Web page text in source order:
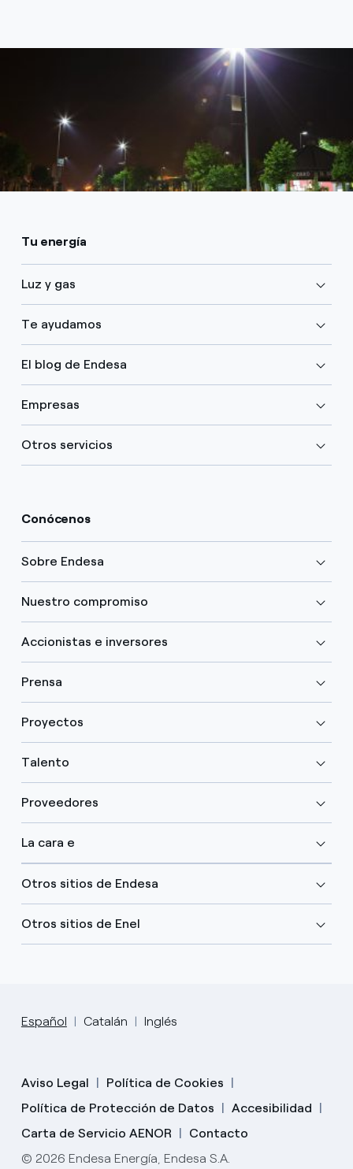
Tu energía
Luz y gas
Te ayudamos
El blog de Endesa
Empresas
Otros servicios
Conócenos
Sobre Endesa
Nuestro compromiso
Accionistas e inversores
Prensa
Proyectos
Talento
Proveedores
La cara e
Otros sitios de Endesa
Otros sitios de Enel
Español Catalán Inglés
Aviso Legal
Política de Cookies
Política de Protección de Datos
Accesibilidad
Carta de Servicio AENOR
Contacto
© 2026 Endesa Energía, Endesa S.A.